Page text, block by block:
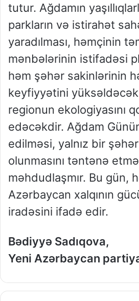
tutur. Ağdamın
parkların və istirahət
yaradılması, həmçinin
mənbələrinin istifadəsi
həm şəhər sakinlərinin
keyfiyyətini
regionun ekologiyasını
edəcəkdir. Ağdam
edilməsi, yalnız bir
olunmasını təntənə
məhdudlaşmır. Bu gün,
Azərbaycan xalqının
iradəsini ifadə edir.
Bədiyyə Sadıqova,
Yeni Azərbaycan